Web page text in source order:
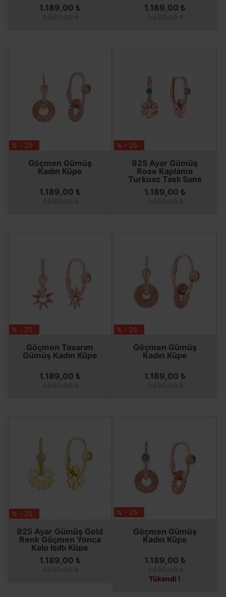
1.189,00 ₺ 1.189,00 ₺
% - 25
Göçmen Gümüş
Kadın Küpe
SEPETE EKLE
1.189,00 ₺
SEPETE EKLE
% - 25
925 Ayar Gümüş
Rose Kaplama
Turkuaz Taşlı Şans
Yoncası Göçmen
Kadın Küpesi
SEPETE EKLE
1.189,00 ₺
SEPETE EKLE
% - 25
Göçmen Tasarım
Gümüş Kadın Küpe
SEPETE EKLE
1.189,00 ₺
SEPETE EKLE
% - 25
Göçmen Gümüş
Kadın Küpe
SEPETE EKLE
1.189,00 ₺
SEPETE EKLE
% - 25
925 Ayar Gümüş Gold
Renk Göçmen Yonca
Kalp Işıltı Küpe
SEPETE EKLE
1.189,00 ₺
SEPETE EKLE
% - 25
Göçmen Gümüş
Kadın Küpe
SEPETE EKLE
1.189,00 ₺
Tükendi !